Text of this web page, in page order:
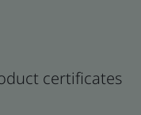
certificates